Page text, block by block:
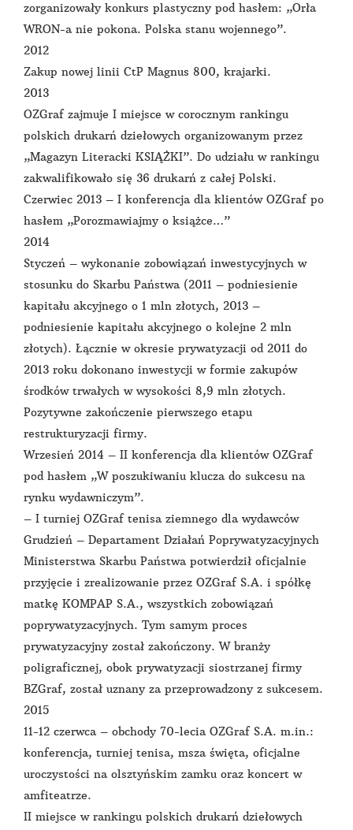
zorganizowały konkurs plastyczny pod hasłem: „Orła
WRON-a nie pokona. Polska stanu wojennego”.
2012
Zakup nowej linii CtP Magnus 800, krajarki.
2013
OZGraf zajmuje I miejsce w corocznym rankingu
polskich drukarń dziełowych organizowanym przez
„Magazyn Literacki KSIĄŻKI”. Do udziału w rankingu
zakwalifikowało się 36 drukarń z całej Polski.
Czerwiec 2013 – I konferencja dla klientów OZGraf po
hasłem „Porozmawiajmy o książce…”
2014
Styczeń – wykonanie zobowiązań inwestycyjnych w
stosunku do Skarbu Państwa (2011 – podniesienie
kapitału akcyjnego o 1 mln złotych, 2013 –
podniesienie kapitału akcyjnego o kolejne 2 mln
złotych). Łącznie w okresie prywatyzacji od 2011 do
2013 roku dokonano inwestycji w formie zakupów
środków trwałych w wysokości 8,9 mln złotych.
Pozytywne zakończenie pierwszego etapu
restrukturyzacji firmy.
Wrzesień 2014 – II konferencja dla klientów OZGraf
pod hasłem „W poszukiwaniu klucza do sukcesu na
rynku wydawniczym”.
– I turniej OZGraf tenisa ziemnego dla wydawców
Grudzień – Departament Działań Poprywatyzacyjnych
Ministerstwa Skarbu Państwa potwierdził oficjalnie
przyjęcie i zrealizowanie przez OZGraf S.A. i spółkę
matkę KOMPAP S.A., wszystkich zobowiązań
poprywatyzacyjnych. Tym samym proces
prywatyzacyjny został zakończony. W branży
poligraficznej, obok prywatyzacji siostrzanej firmy
BZGraf, został uznany za przeprowadzony z sukcesem.
2015
11-12 czerwca – obchody 70-lecia OZGraf S.A. m.in.:
konferencja, turniej tenisa, msza święta, oficjalne
uroczystości na olsztyńskim zamku oraz koncert w
amfiteatrze.
II miejsce w rankingu polskich drukarń dziełowych